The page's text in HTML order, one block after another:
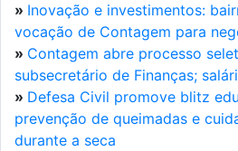
» Inovação e investimentos:
vocação de Contagem para
» Contagem abre processo
subsecretário de Finanças;
» Defesa Civil promove blitz
prevenção de queimadas e
durante a seca